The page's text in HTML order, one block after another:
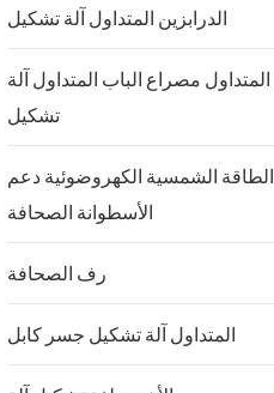
الدرابزين المتداول آلة تشكيل
المتداول مصراع الباب المتداول آلة
تشكيل
الطاقة الشمسية الكهروضوئية دعم
الأسطوانة الصحافة
رف الصحافة
المتداول آلة تشكيل جسر كابل